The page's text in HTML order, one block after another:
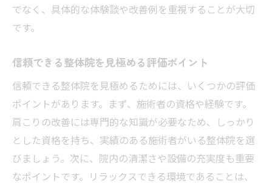
でなく、具体的な体験談や改善例を重視することが大切
です。
信頼できる整体院を見極める評価ポイント
信頼できる整体院を見極めるためには、いくつかの評価
ポイントがあります。まず、施術者の資格や経験です。
肩こりの改善には専門的な知識が必要なため、しっかり
とした資格を持ち、実績のある施術者がいる整体院を選
びましょう。次に、院内の清潔さや設備の充実度も重要
なポイントです。リラックスできる環境であることは、